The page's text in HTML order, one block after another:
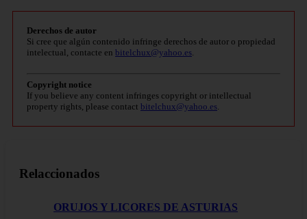
Derechos de autor
Si cree que algún contenido infringe derechos de autor o propiedad
intelectual, contacte en bitelchux@yahoo.es
Copyright notice
If you believe any content infringes copyright or intellectual
property rights, please contact bitelchux@yahoo.es
Relaccionados
ORUJOS Y LICORES DE ASTURIAS